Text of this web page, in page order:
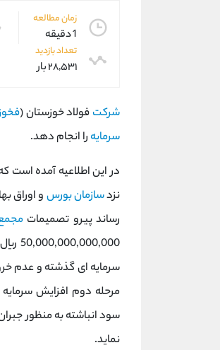
زمان مطالعه
1 دقیقه
تعداد بازدید
۲۸,۵۳۱ بار
شرکت فولاد خوزستان (
سرمایه را انجام دهد.
نزدسازمان بورسو اوراق بهادار (مصوب
رساند پیرو تصمیمات
سرمايه ای گذشته و عدم
سود انباشته به منظور
نماید.